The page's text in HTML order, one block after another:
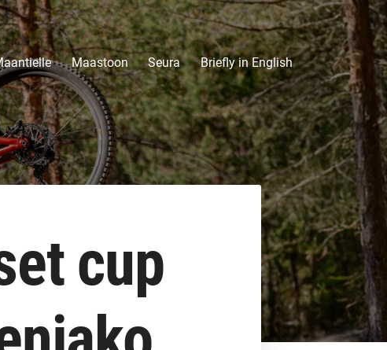
Maastoon Seura Briefly in English
cup